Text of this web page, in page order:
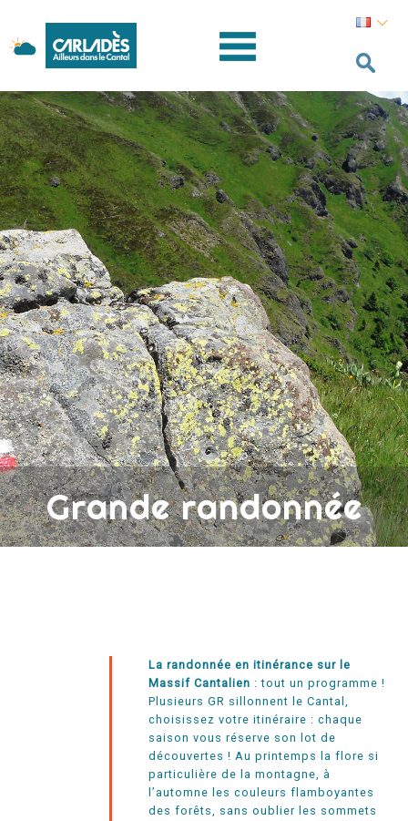
Grande randonnée
La randonnée en itinérance sur le
Massif Cantalien : tout un programme !
Plusieurs GR sillonnent le Cantal,
choisissez votre itinéraire : chaque
saison vous réserve son lot de
découvertes ! Au printemps la flore si
particulière de la montagne, à
l’automne les couleurs flamboyantes
des forêts, sans oublier les sommets